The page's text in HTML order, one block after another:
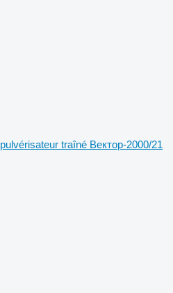
pulvérisateur traîné Вектор-2000/21